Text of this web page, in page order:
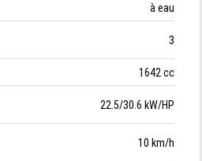
à eau
3
1642 cc
22.5/30.6 kW/HP
10 km/h